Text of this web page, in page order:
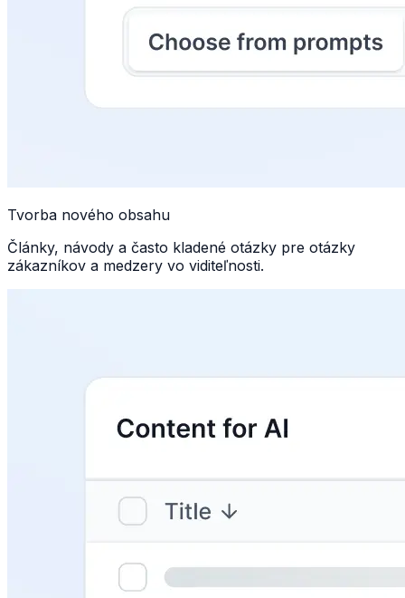
Tvorba nového obsahu
Články, návody a často kladené otázky pre otázky
zákazníkov a medzery vo viditeľnosti.